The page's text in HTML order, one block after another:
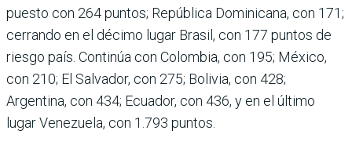
puesto con 264 puntos; República Dominicana, con 171;
cerrando en el décimo lugar Brasil, con 177 puntos de
riesgo país. Continúa con Colombia, con 195; México,
con 210; El Salvador, con 275; Bolivia, con 428;
Argentina, con 434; Ecuador, con 436, y en el último
lugar Venezuela, con 1.793 puntos.